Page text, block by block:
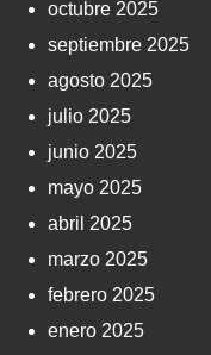
octubre 2025
septiembre 2025
agosto 2025
julio 2025
junio 2025
mayo 2025
abril 2025
marzo 2025
febrero 2025
enero 2025